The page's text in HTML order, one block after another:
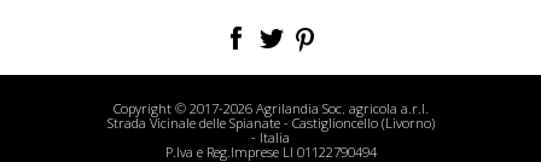
Copyright © 2017-2026 Agrilandia Soc. agricola a.r.l.
Strada Vicinale delle Spianate - Castiglioncello (Livorno)
- Italia
P.Iva e Reg.Imprese LI 01122790494